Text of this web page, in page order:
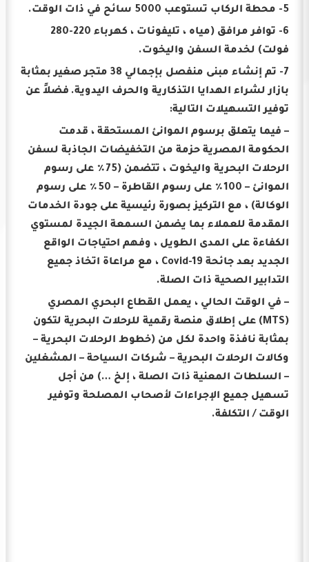
5- محطة الركاب تستوعب 5000 سائح في ذات الوقت.
6- توافر مرافق (مياه ، تليفونات ، كهرباء 220-280
فولت) لخدمة السفن واليخوت.
7- تم إنشاء مبنى منفصل بإجمالي 38 متجر صغير بمثابة
بازار لشراء الهدايا التذكارية والحرف اليدوية. فضلاً عن
توفير التسهيلات التالية:
– فيما يتعلق برسوم الموانئ المستحقة ، قدمت
الحكومة المصرية حزمة من التخفيضات الجاذبة لسفن
الرحلات البحرية واليخوت ، تتضمن (75٪ على رسوم
الموانئ – 100٪ على رسوم القاطرة – 50٪ على رسوم
الوكالة) ، مع التركيز بصورة رئيسية على جودة الخدمات
المقدمة للعملاء بما يضمن السمعة الجيدة لمستوي
الكفاءة على المدى الطويل ، وفهم احتياجات الواقع
الجديد بعد جائحة Covid-19 ، مع مراعاة اتخاذ جميع
التدابير الصحية ذات الصلة.
– في الوقت الحالي ، يعمل القطاع البحري المصري
(MTS) على إطلاق منصة رقمية للرحلات البحرية لتكون
بمثابة نافذة واحدة لكل من (خطوط الرحلات البحرية –
وكالات الرحلات البحرية – شركات السياحة – المشغلين
– السلطات المعنية ذات الصلة ، إلخ …) من أجل
تسهيل جميع الإجراءات لأصحاب المصلحة وتوفير
الوقت / التكلفة.